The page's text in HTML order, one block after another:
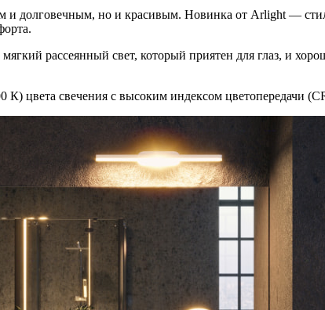
долговечным, но и красивым. Новинка от Arlight —
рассеянный свет, который приятен для глаз, и
К) цвета свечения с высоким индексом цветопередачи